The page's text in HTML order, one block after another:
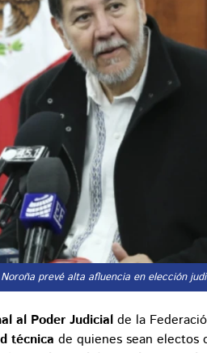
prevé alta afluencia en elección
al Poder Judicial de la
técnica de quienes sean electos